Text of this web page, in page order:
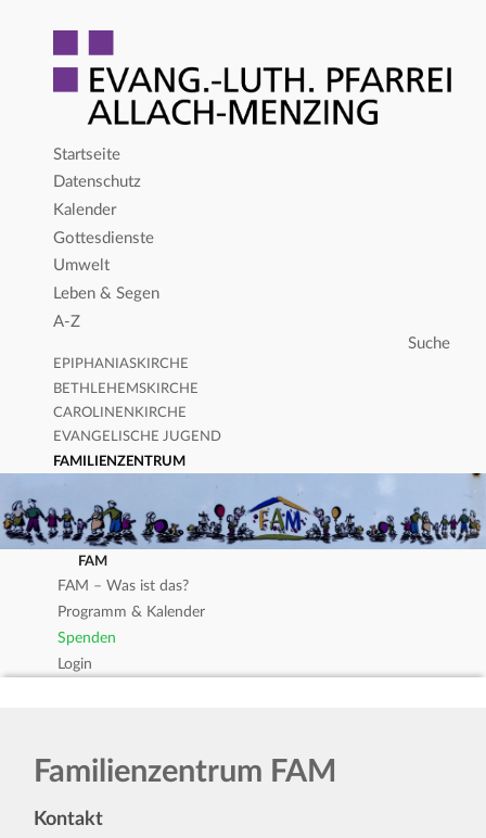
Startseite
Datenschutz
Kalender
Gottesdienste
Umwelt
Leben & Segen
A-Z
EPIPHANIASKIRCHE
BETHLEHEMSKIRCHE
CAROLINENKIRCHE
EVANGELISCHE JUGEND
FAMILIENZENTRUM
FAM
FAM – Was ist das?
Programm & Kalender
Spenden
Login
Familienzentrum FAM
Kontakt